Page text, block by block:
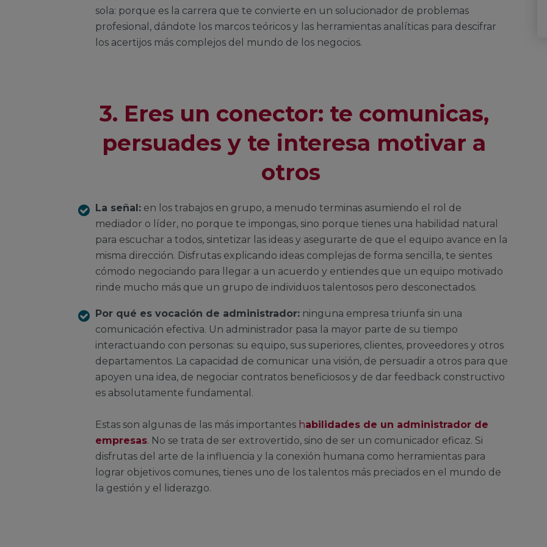
sola: porque es la carrera que te convierte en un solucionador de problemas
profesional, dándote los marcos teóricos y las herramientas analíticas para descifrar
los acertijos más complejos del mundo de los negocios.
3. Eres un conector: te comunicas,
persuades y te interesa motivar a
otros
La señal: en los trabajos en grupo, a menudo terminas asumiendo el rol de
mediador o líder, no porque te impongas, sino porque tienes una habilidad natural
para escuchar a todos, sintetizar las ideas y asegurarte de que el equipo avance en la
misma dirección. Disfrutas explicando ideas complejas de forma sencilla, te sientes
cómodo negociando para llegar a un acuerdo y entiendes que un equipo motivado
rinde mucho más que un grupo de individuos talentosos pero desconectados.
Por qué es vocación de administrador: ninguna empresa triunfa sin una
comunicación efectiva. Un administrador pasa la mayor parte de su tiempo
interactuando con personas: su equipo, sus superiores, clientes, proveedores y otros
departamentos. La capacidad de comunicar una visión, de persuadir a otros para que
apoyen una idea, de negociar contratos beneficiosos y de dar feedback constructivo
es absolutamente fundamental.
Estas son algunas de las más importantes habilidades de un administrador de
empresas. No se trata de ser extrovertido, sino de ser un comunicador eficaz. Si
disfrutas del arte de la influencia y la conexión humana como herramientas para
lograr objetivos comunes, tienes uno de los talentos más preciados en el mundo de
la gestión y el liderazgo.